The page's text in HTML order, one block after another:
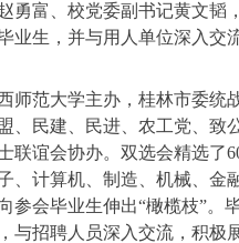
勇富、校党委副书记黄文韬
业生，并与用人单位深入交流
师范大学主办，桂林市委统
、民建、民进、农工党、
联谊会协办。双选会精选了
、计算机、制造、机械、
参会毕业生伸出“橄榄枝”。
与招聘人员深入交流，积极